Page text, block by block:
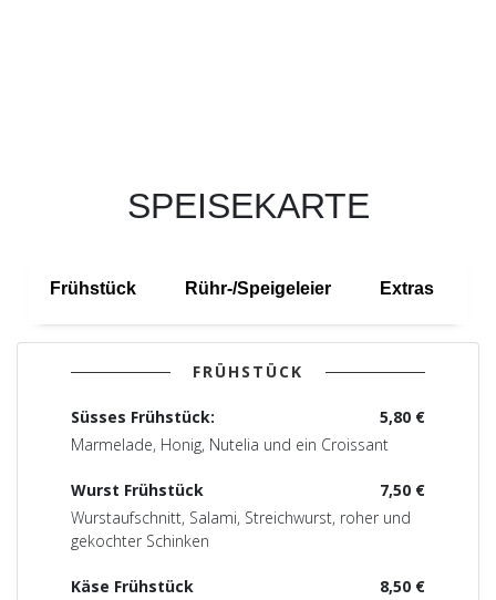
SPEISEKARTE
Frühstück Rühr-/Speigeleier Extras
FRÜHSTÜCK
5,80 €
Süsses Frühstück:
Marmelade, Honig, Nutelia und ein Croissant
7,50 €
Wurst Frühstück
Wurstaufschnitt, Salami, Streichwurst, roher und
gekochter Schinken
8,50 €
Käse Frühstück